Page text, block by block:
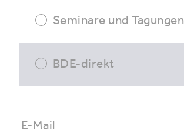
Seminare und Tagungen
BDE-direkt